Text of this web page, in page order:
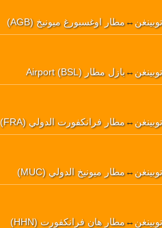
توبينغن ↔مطار اوغسبورغ ميونيخ (AGB)
توبينغن ↔بازل مطار Airport (BSL)
توبينغن ↔مطار فرانكفورت الدولي (FRA)
توبينغن ↔مطار ميونيخ الدولي (MUC)
توبينغن ↔مطار هان فرانكفورت (HHN)